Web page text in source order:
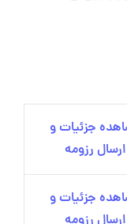
جزئیات و
ارسال رزومه
جزئیات و